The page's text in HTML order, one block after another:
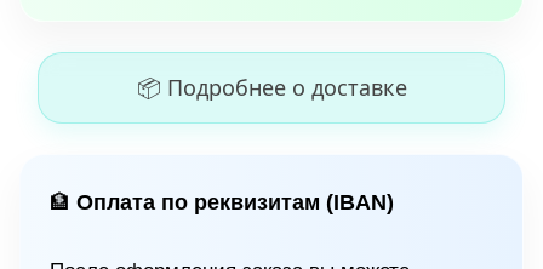
📦 Подробнее о доставке
🏦 Оплата по реквизитам (IBAN)